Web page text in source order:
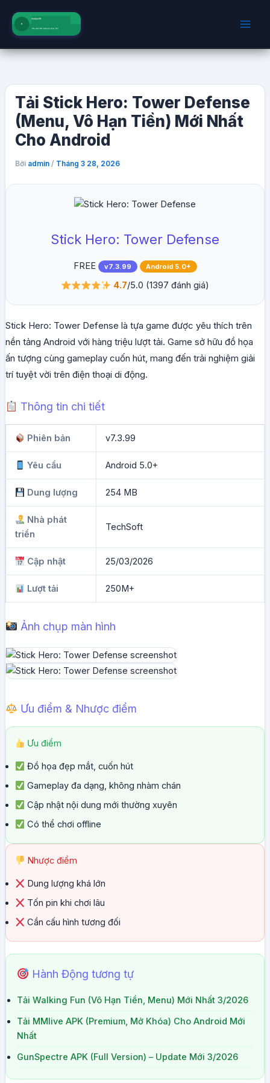
dung
Tải Stick Hero: Tower Defense
(Menu, Vô Hạn Tiền) Mới Nhất
Cho Android
Bởi admin / Tháng 3 28, 2026
Stick Hero: Tower Defense
FREE v7.3.99 Android 5.0+
4.7/5.0 (1397 đánh giá)
Stick Hero: Tower Defense là tựa game được yêu thích trên
nền tảng Android với hàng triệu lượt tải. Game sở hữu đồ họa
ấn tượng cùng gameplay cuốn hút, mang đến trải nghiệm giải
trí tuyệt vời trên điện thoại di động.
Thông tin chi tiết
Phiên bản v7.3.99
Yêu cầu Android 5.0+
Dung lượng 254 MB
Nhà phát
triển
TechSoft
Cập nhật 25/03/2026
Lượt tải 250M+
Ảnh chụp màn hình
Ưu điểm & Nhược điểm
Ưu điểm
Đồ họa đẹp mắt, cuốn hút
Gameplay đa dạng, không nhàm chán
Cập nhật nội dung mới thường xuyên
Có thể chơi offline
Nhược điểm
Dung lượng khá lớn
Tốn pin khi chơi lâu
Cần cấu hình tương đối
Hành Động tương tự
Tải Walking Fun (Vô Hạn Tiền, Menu) Mới Nhất 3/2026
Tải MMlive APK (Premium, Mở Khóa) Cho Android Mới
Nhất
GunSpectre APK (Full Version) – Update Mới 3/2026